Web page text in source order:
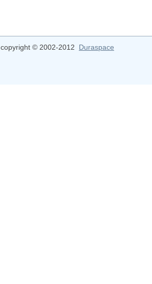
copyright © 2002-2012 Duraspace